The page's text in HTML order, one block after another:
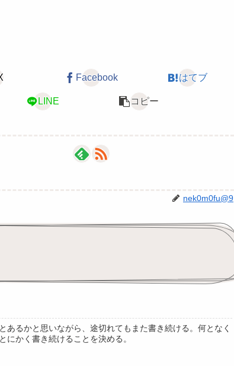
Facebook はてブ
LINE コピー
nek0m0fu@9
あるかと思いながら、途切れてもまた書き続ける。何となく
にかく書き続けることを決める。